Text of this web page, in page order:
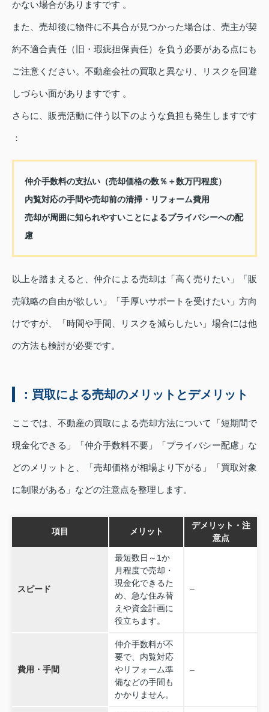
かない場合がありますです 。
また、売却後に物件に不具合が見つかった場合は、売主が契
約不適合責任（旧・瑕疵担保責任）を負う必要がある点にも
ご注意ください。不動産会社の買取と異なり、リスクを回避
しづらい面がありますです 。
さらに、販売活動に伴う以下のような負担も発生しますです
：
仲介手数料の支払い（売却価格の数％＋数万円程度）
内覧対応の手間や売却前の清掃・リフォーム費用
売却が周囲に知られやすいことによるプライバシーへの配
慮
以上を踏まえると、仲介による売却は「高く売りたい」「販
売戦略の自由が欲しい」「手厚いサポートを受けたい」方向
けですが、「時間や手間、リスクを減らしたい」場合には他
の方法も検討が必要です。
：買取による売却のメリットとデメリット
ここでは、不動産の買取による売却方法について「短期間で
現金化できる」「仲介手数料不要」「プライバシー配慮」な
どのメリットと、「売却価格が相場より下がる」「買取対象
に制限がある」などの注意点を整理します。
項目 メリット
デメリット・注
意点
スピード
最短数日～1か
月程度で売却・
現金化できるた
め、急な住み替
えや資金計画に
役立ちます。
–
費用・手間
仲介手数料が不
要で、内覧対応
やリフォーム準
備などの手間も
かかりません。
–